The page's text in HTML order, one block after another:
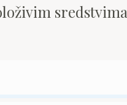
sredstvima